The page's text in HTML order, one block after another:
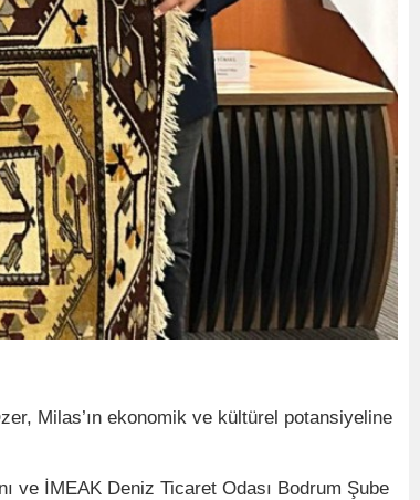
Milas’ın ekonomik ve kültürel potansiyeline
ve İMEAK Deniz Ticaret Odası Bodrum Şube